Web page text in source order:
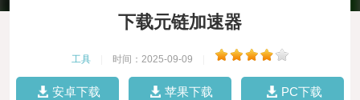
下载元链加速器
工具 时间：2025-09-09
安卓下载 苹果下载 PC下载